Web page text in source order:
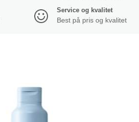
Service og kvalitet
Best på pris og kvalitet